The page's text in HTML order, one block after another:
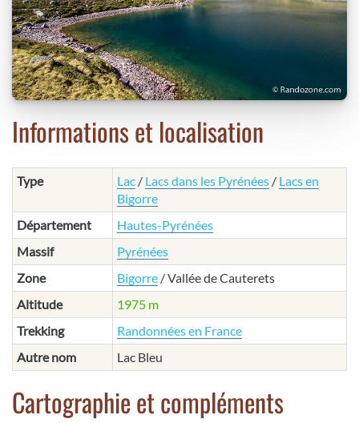
Informations et localisation
Type Lac / Lacs dans les Pyrénées / Lacs en
Bigorre
Département
Hautes-Pyrénées
Massif
Pyrénées
Zone
Bigorre / Vallée de Cauterets
Altitude
1975 m
Trekking
Randonnées en France
Autre nom
Lac Bleu
Cartographie et compléments